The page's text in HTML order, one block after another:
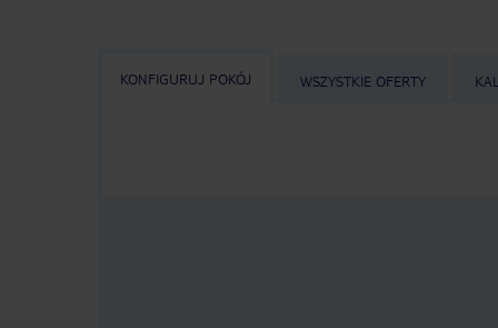
KONFIGURUJ POKÓJ WSZYSTKIE OFERTY